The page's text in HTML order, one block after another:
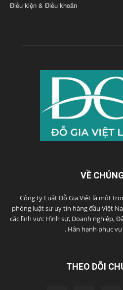
Điều kiện & Điều khoản
VỀ
Công ty Luật Đỗ Gia Việt là một
phòng luật sư uy tín hàng đầu Việt
các lĩnh vực Hình sự, Doanh nghiệp,
. Hân hạnh phục
THEO DÕI